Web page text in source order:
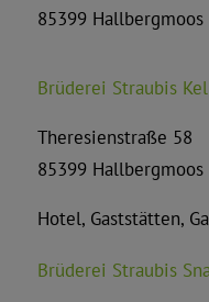
85399 Hallbergmoos
Brüderei Straubis
Theresienstraße 58
85399 Hallbergmoos
Hotel, Gaststätten,
Brüderei Straubis